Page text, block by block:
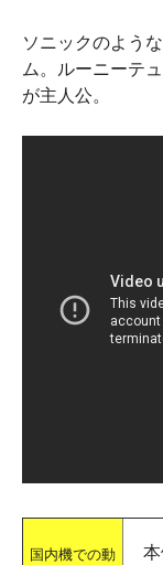
ソニックのよう
ム。ルーニーテ
が主人公。
国内機での動